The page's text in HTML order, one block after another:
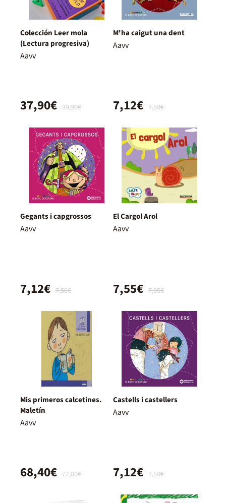
Colección Leer mola
(Lectura progresiva)
Aavv
39,90€
37,90€
M'ha caigut una dent
Aavv
7,50€
7,12€
Gegants i capgrossos
Aavv
7,50€
7,12€
El Cargol Arol
Aavv
7,95€
7,55€
Mis primeros calcetines.
Maletín
Aavv
72,00€
68,40€
Castells i castellers
Aavv
7,50€
7,12€